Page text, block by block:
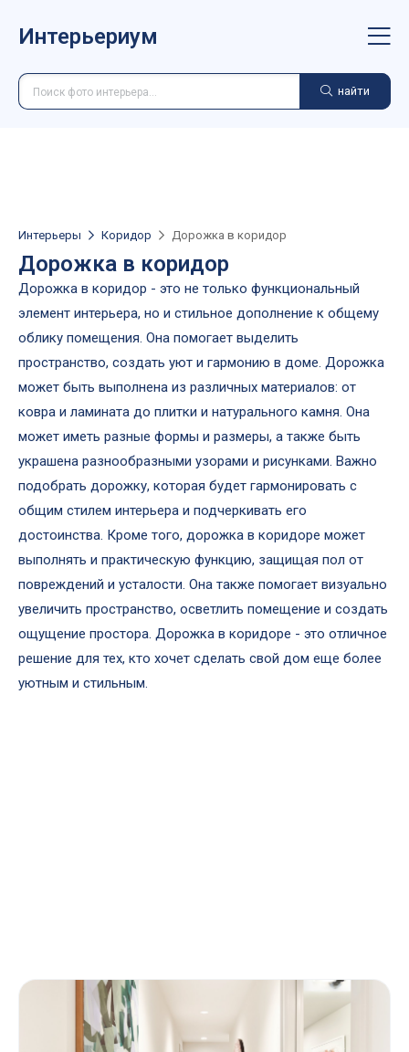
Интерьериум
найти
Интерьеры Коридор Дорожка в коридор
Дорожка в коридор
Дорожка в коридор - это не только функциональный
элемент интерьера, но и стильное дополнение к общему
облику помещения. Она помогает выделить
пространство, создать уют и гармонию в доме. Дорожка
может быть выполнена из различных материалов: от
ковра и ламината до плитки и натурального камня. Она
может иметь разные формы и размеры, а также быть
украшена разнообразными узорами и рисунками. Важно
подобрать дорожку, которая будет гармонировать с
общим стилем интерьера и подчеркивать его
достоинства. Кроме того, дорожка в коридоре может
выполнять и практическую функцию, защищая пол от
повреждений и усталости. Она также помогает визуально
увеличить пространство, осветлить помещение и создать
ощущение простора. Дорожка в коридоре - это отличное
решение для тех, кто хочет сделать свой дом еще более
уютным и стильным.